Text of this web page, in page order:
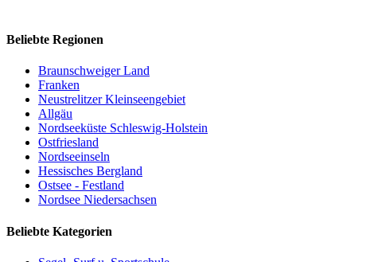
Beliebte Regionen
Braunschweiger Land
Franken
Neustrelitzer Kleinseengebiet
Allgäu
Nordseeküste Schleswig-Holstein
Ostfriesland
Nordseeinseln
Hessisches Bergland
Ostsee - Festland
Nordsee Niedersachsen
Beliebte Kategorien